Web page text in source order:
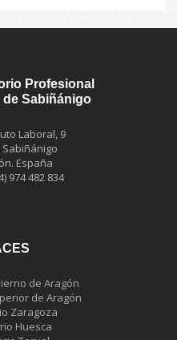
Profesional
de Sabiñánigo
Laboral, 9
Sabiñánigo
España
974 482 834
de Aragón
de Aragón
Zaragoza
Huesca